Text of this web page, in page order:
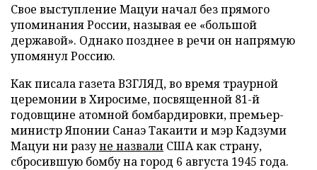
Свое выступление Мацуи начал без прямого
упоминания России, называя ее «большой
державой». Однако позднее в речи он напрямую
упомянул Россию.
Как писала газета ВЗГЛЯД, во время траурной
церемонии в Хиросиме, посвященной 81-й
годовщине атомной бомбардировки, премьер-
министр Японии Санаэ Такаити и мэр Кадзуми
Мацуи ни разуне назвали США как страну,
сбросившую бомбу на город 6 августа 1945 года.